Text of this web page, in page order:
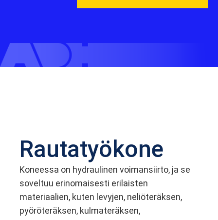
Rautatyökone
Koneessa on hydraulinen voimansiirto, ja se
soveltuu erinomaisesti erilaisten
materiaalien, kuten levyjen, neliöteräksen,
pyöröteräksen, kulmateräksen,